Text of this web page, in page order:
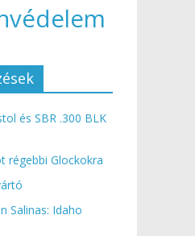
és SBR .300 BLK
régebbi Glockokra
Salinas: Idaho